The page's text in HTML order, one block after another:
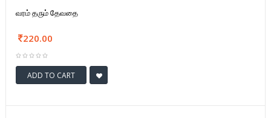
வரம் தரும் தேவதை
220.00
ADD TO CART